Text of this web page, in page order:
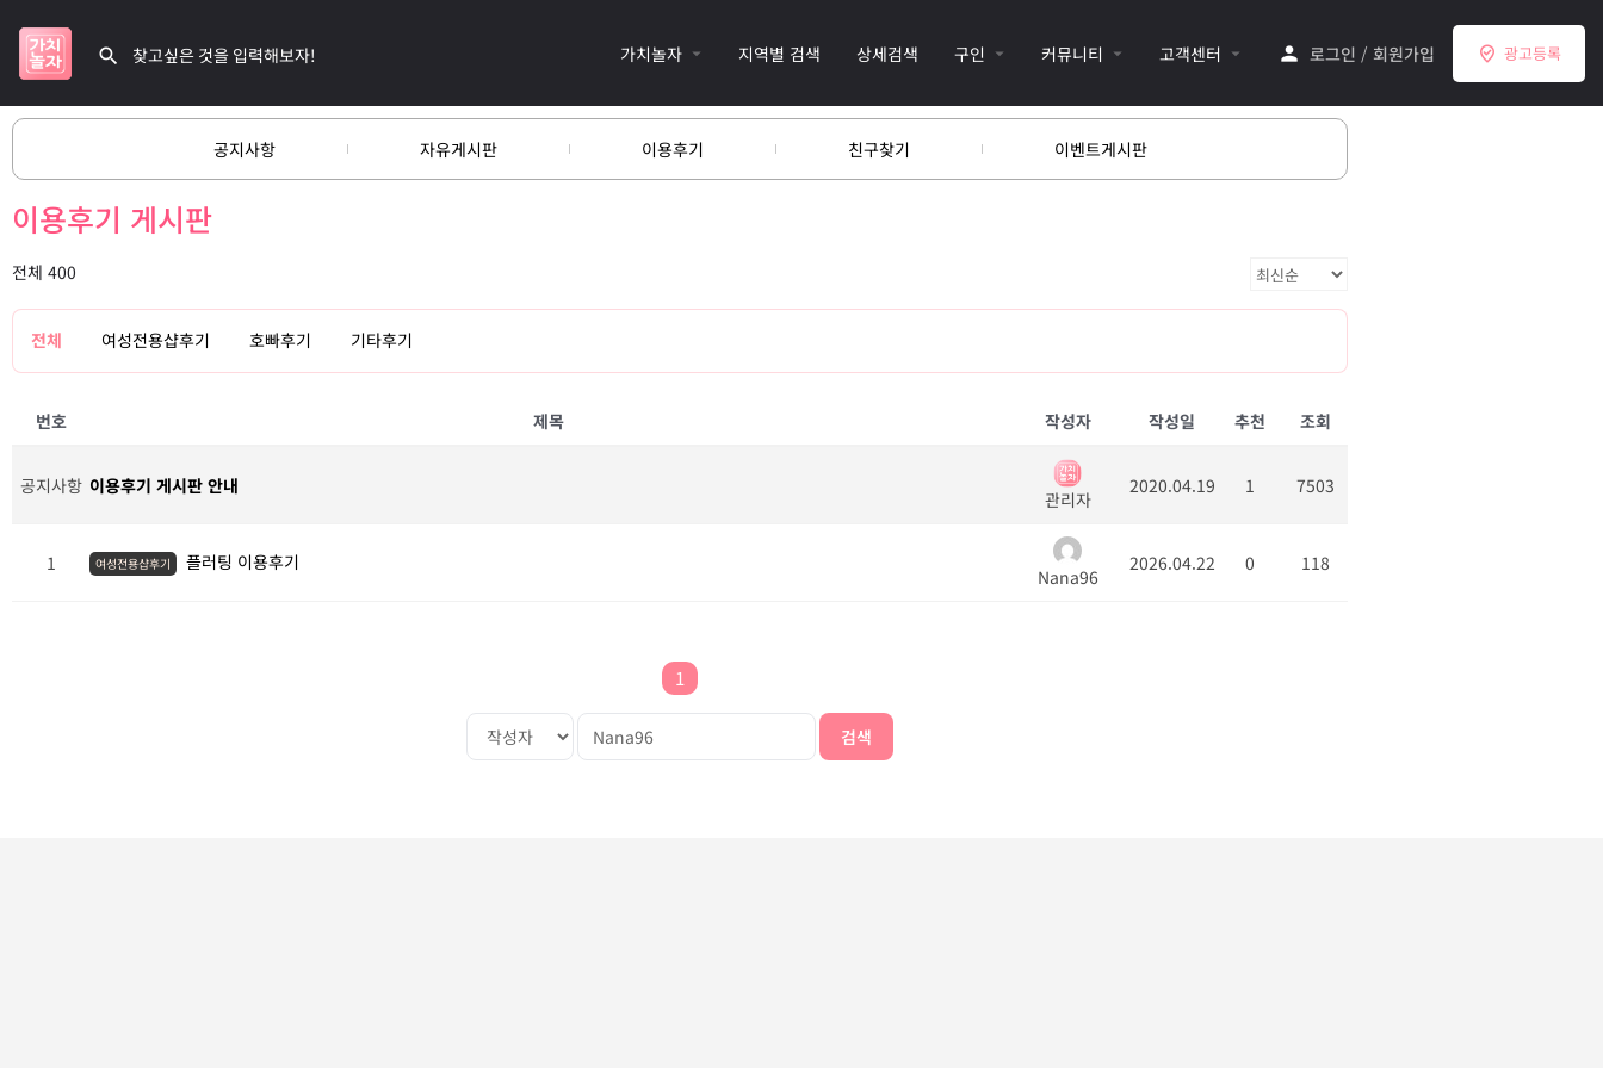
가치놀자 지역별 검색 상세검색 구인 커뮤니티 고객센터 로그인 / 회원가입 광고등록
공지사항 자유게시판 이용후기 친구찾기 이벤트게시판
이용후기 게시판
전체 400
전체 여성전용샵후기 호빠후기 기타후기
번호 제목 작성자 작성일 추천 조회
공지사항 이용후기 게시판 안내
관리자
2020.04.19 1 7503
1 여성전용샵후기 플러팅 이용후기
Nana96
2026.04.22 0 118
1
검색